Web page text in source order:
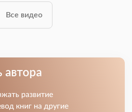
Все видео
автора
развитие
книг на другие